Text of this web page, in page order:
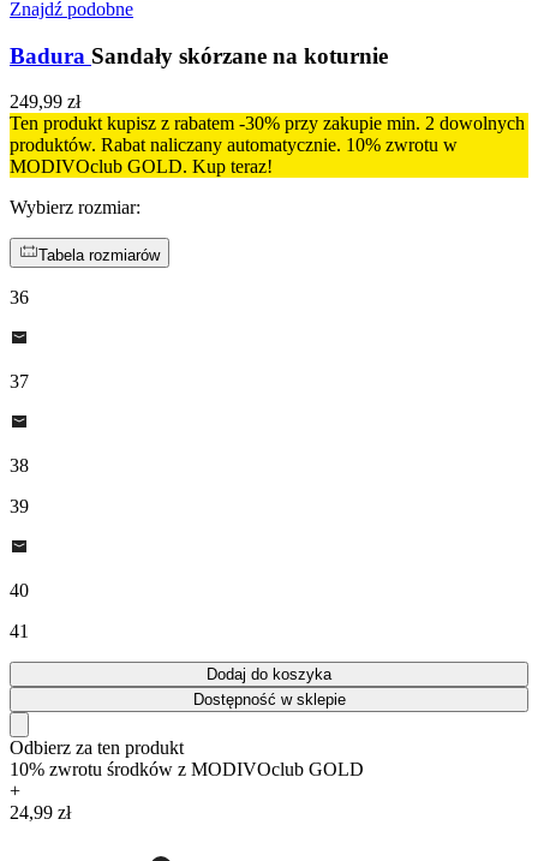
Znajdź podobne
Badura Sandały skórzane na koturnie
249,99 zł
Ten produkt kupisz z rabatem -30% przy zakupie min. 2 dowolnych
produktów. Rabat naliczany automatycznie. 10% zwrotu w
MODIVOclub GOLD. Kup teraz!
Wybierz rozmiar:
Tabela rozmiarów
36
37
38
39
40
41
Dodaj do koszyka
Dostępność w sklepie
Odbierz za ten produkt
10% zwrotu środków z MODIVOclub GOLD
+
24,99 zł